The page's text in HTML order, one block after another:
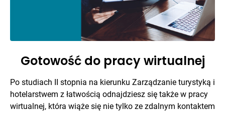
Gotowość do pracy wirtualnej
Po studiach II stopnia na kierunku Zarządzanie turystyką i
hotelarstwem z łatwością odnajdziesz się także w pracy
wirtualnej, która wiąże się nie tylko ze zdalnym kontaktem